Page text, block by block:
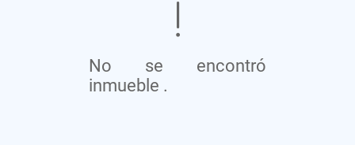
No se encontró
inmueble .